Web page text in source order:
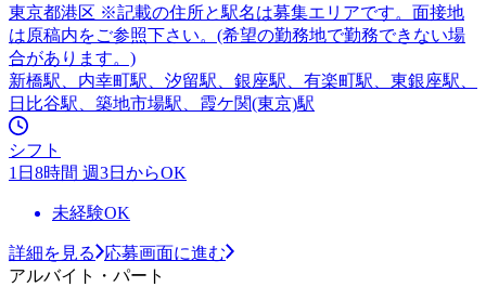
東京都港区 ※記載の住所と駅名は募集エリアです。面接地
は原稿内をご参照下さい。(希望の勤務地で勤務できない場
合があります。)
新橋駅、内幸町駅、汐留駅、銀座駅、有楽町駅、東銀座駅、
日比谷駅、築地市場駅、霞ケ関(東京)駅
シフト
1日8時間 週3日からOK
未経験OK
詳細を見る
応募画面に進む
アルバイト・パート